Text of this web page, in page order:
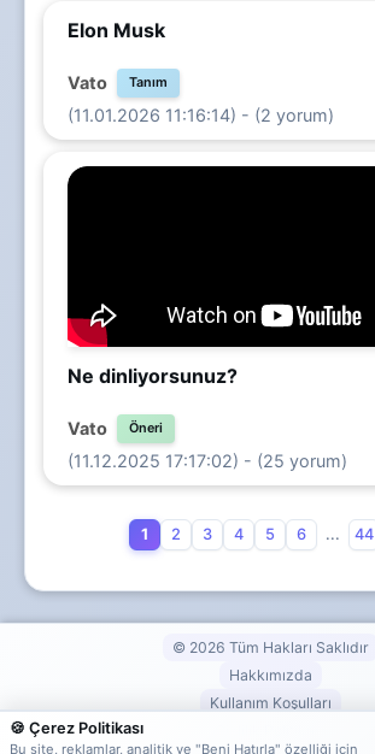
🍪 Çerez Politikası
Bu site, reklamlar, analitik ve "Beni Hatırla" özelliği için
Elon Musk
Vato Tanım
(11.01.2026 11:16:14) - (2 yorum)
Ne dinliyorsunuz?
Vato Öneri
(11.12.2025 17:17:02) - (25 yorum)
1 2 3 4 5 6 ... 44
© 2026 Tüm Hakları Saklıdır
Hakkımızda
Kullanım Koşulları